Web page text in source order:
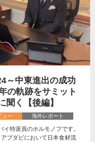
～中東進出の成功
の軌跡をサミット
聞く【後編】
ュー 海外レポート
特派員のホルモノフです。
ブダビにおいて日本食材流